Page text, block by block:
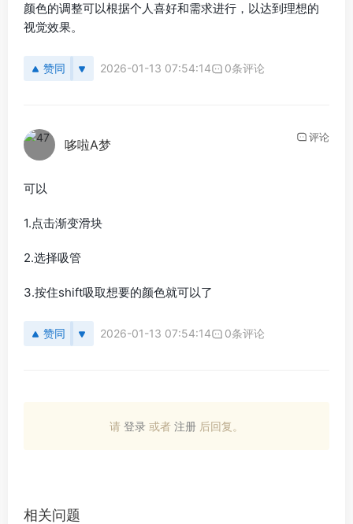
颜色的调整可以根据个人喜好和需求进行，以达到理想的
视觉效果。
赞同 2026-01-13 07:54:14 0条评论
哆啦A梦 评论
可以
1.点击渐变滑块
2.选择吸管
3.按住shift吸取想要的颜色就可以了
赞同 2026-01-13 07:54:14 0条评论
请 登录 或者 注册 后回复。
相关问题